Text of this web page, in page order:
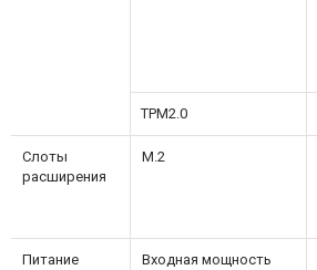
TPM2.0
Слоты
расширения
M.2
Питание Входная мощность